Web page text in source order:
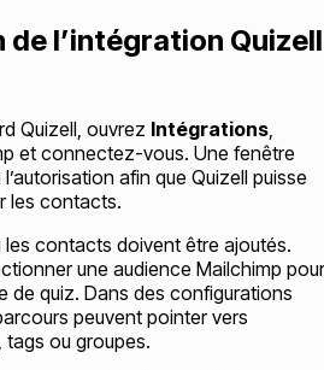
l’intégration Quizell
Quizell, ouvrez Intégrations
et connectez-vous. Une fenêtre
afin que Quizell puisse
les contacts.
les contacts doivent être ajoutés.
une audience Mailchimp pour
de quiz. Dans des configurations
peuvent pointer vers
ou groupes.